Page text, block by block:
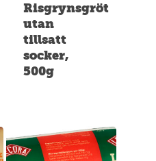
Risgrynsgröt
utan
tillsatt
socker,
500g